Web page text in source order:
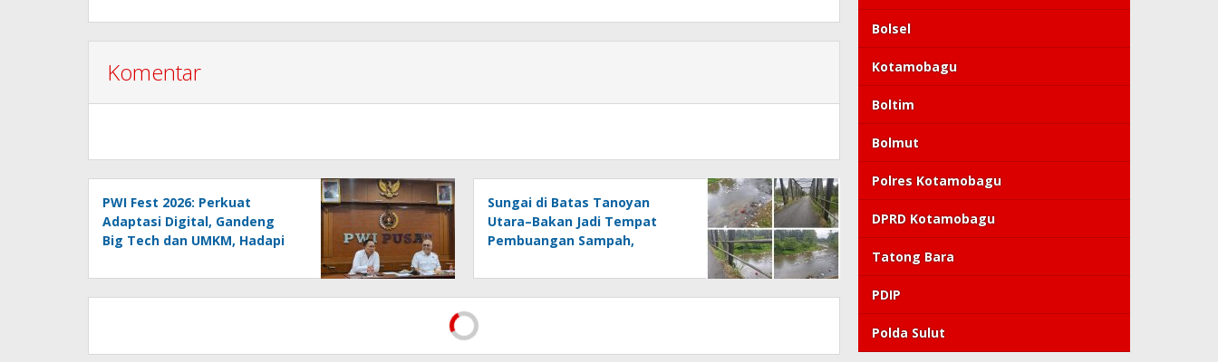
Komentar
PWI Fest 2026: Perkuat
Adaptasi Digital, Gandeng
Big Tech dan UMKM, Hadapi
Lampung
Sungai di Batas Tanoyan
Utara–Bakan Jadi Tempat
Pembuangan Sampah,
Kontrol Pemerintah
Dipertanyakan
Bolsel
Kotamobagu
Boltim
Bolmut
Polres Kotamobagu
DPRD Kotamobagu
Tatong Bara
PDIP
Polda Sulut